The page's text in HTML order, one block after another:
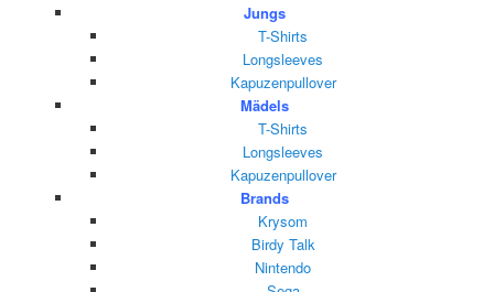
Jungs
T-Shirts
Longsleeves
Kapuzenpullover
Mädels
T-Shirts
Longsleeves
Kapuzenpullover
Brands
Krysom
Birdy Talk
Nintendo